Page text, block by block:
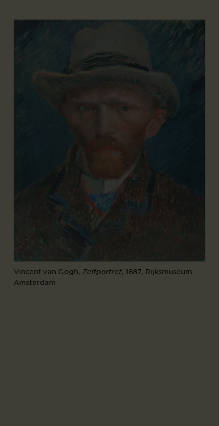
Vincent van Gogh, Zelfportret, 1887, Rijksmuseum
Amsterdam